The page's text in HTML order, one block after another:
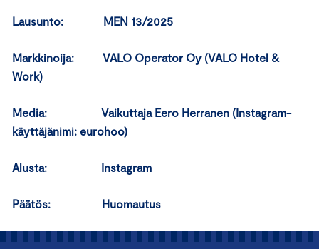
Lausunto: MEN 13/2025
Markkinoija: VALO Operator Oy (VALO Hotel &
Work)
Media: Vaikuttaja Eero Herranen (Instagram-
käyttäjänimi: eurohoo)
Alusta: Instagram
Päätös: Huomautus